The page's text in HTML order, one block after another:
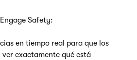
Safety:
en tiempo real para que los
exactamente qué está